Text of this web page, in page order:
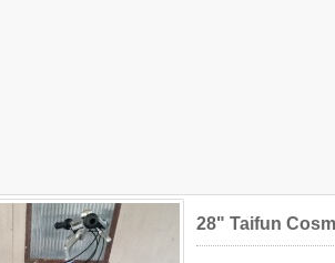
28" Taifun